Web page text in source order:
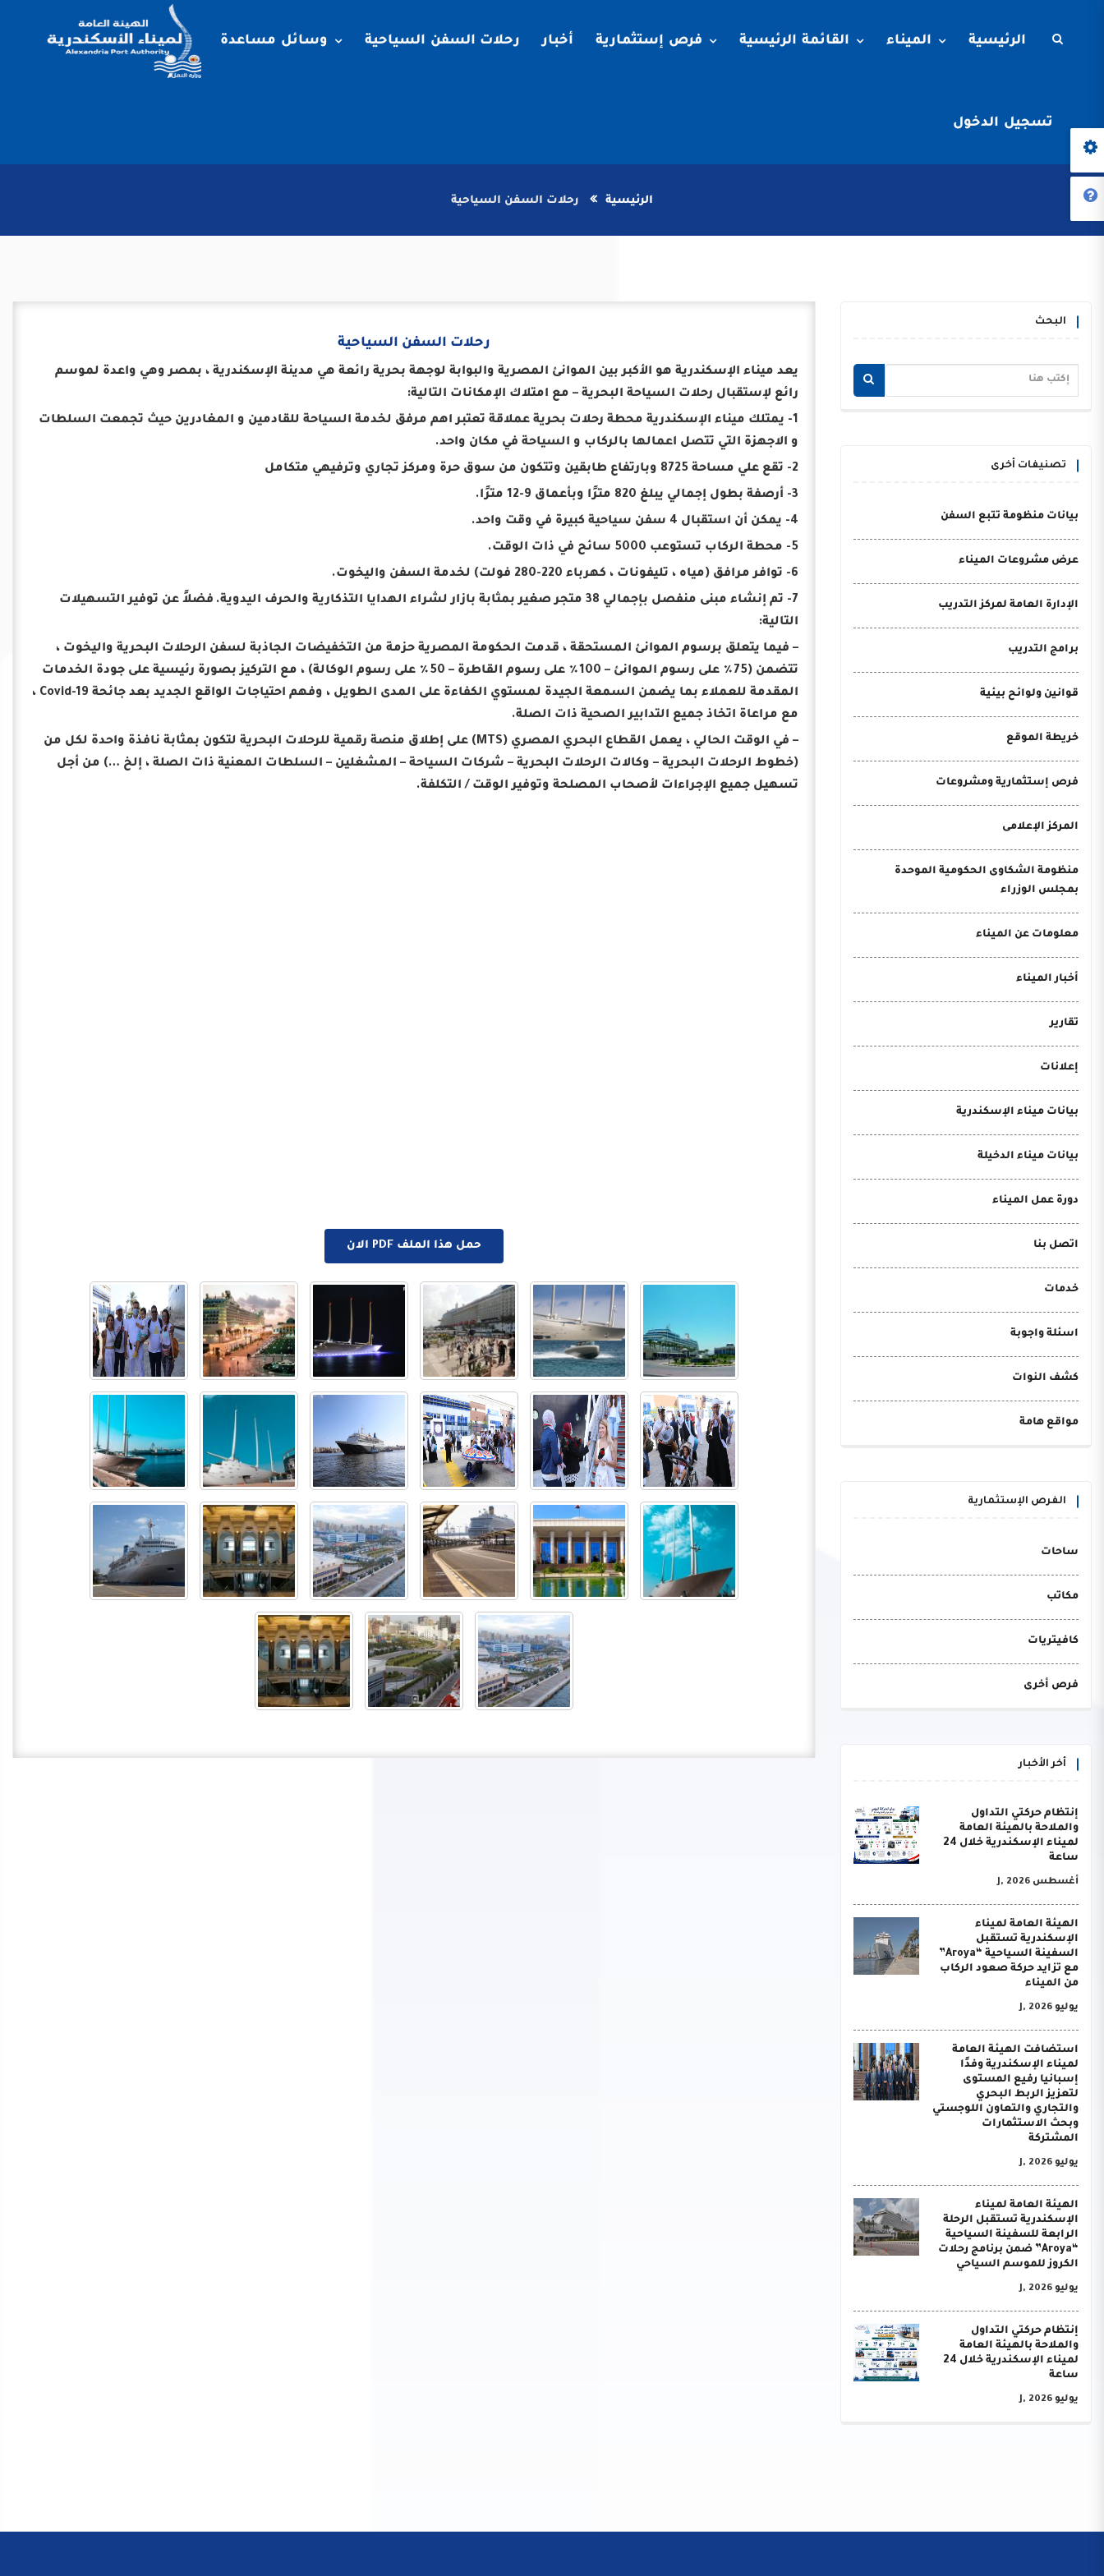
الرئيسية الميناء القائمة الرئيسية فرص إستثمارية أخبار رحلات السفن السياحية وسائل مساعدة
تسجيل الدخول
الرئيسية رحلات السفن السياحية
البحث
تصنيفات أخرى
بيانات منظومة تتبع السفن
عرض مشروعات الميناء
الإدارة العامة لمركز التدريب
برامج التدريب
قوانين ولوائح بيئية
خريطة الموقع
فرص إستثمارية ومشروعات
المركز الإعلامى
منظومة الشكاوى الحكومية الموحدة
بمجلس الوزراء
معلومات عن الميناء
أخبار الميناء
تقارير
إعلانات
بيانات ميناء الإسكندرية
بيانات ميناء الدخيلة
دورة عمل الميناء
اتصل بنا
خدمات
اسئلة واجوبة
كشف النوات
مواقع هامة
الفرص الإستثمارية
ساحات
مكاتب
كافيتريات
فرص أخرى
أخر الأخبار
إنتظام حركتي التداول
والملاحة بالهيئة العامة
لميناء الإسكندرية خلال 24
ساعة
أغسطس J, 2026
الهيئة العامة لميناء
الإسكندرية تستقبل
السفينة السياحية “Aroya”
مع تزايد حركة صعود الركاب
من الميناء
يوليو J, 2026
استضافت الهيئة العامة
لميناء الإسكندرية وفدًا
إسبانيا رفيع المستوى
لتعزيز الربط البحري
والتجاري والتعاون اللوجستي
وبحث الاستثمارات
المشتركة
يوليو J, 2026
الهيئة العامة لميناء
الإسكندرية تستقبل الرحلة
الرابعة للسفينة السياحية
“Aroya” ضمن برنامج رحلات
الكروز للموسم السياحي
يوليو J, 2026
إنتظام حركتي التداول
والملاحة بالهيئة العامة
لميناء الإسكندرية خلال 24
ساعة
يوليو J, 2026
رحلات السفن السياحية
يعد ميناء الإسكندرية هو الأكبر بين الموانئ المصرية والبوابة لوجهة بحرية رائعة هي مدينة الإسكندرية ، بمصر وهي واعدة لموسم
رائع لإستقبال رحلات السياحة البحرية – مع امتلاك الإمكانات التالية:
1- يمتلك ميناء الإسكندرية محطة رحلات بحرية عملاقة تعتبر اهم مرفق لخدمة السياحة للقادمين و المغادرين حيث تجمعت السلطات
و الاجهزة التي تتصل اعمالها بالركاب و السياحة في مكان واحد.
2- تقع علي مساحة 8725 وبارتفاع طابقين وتتكون من سوق حرة ومركز تجاري وترفيهي متكامل
3- أرصفة بطول إجمالي يبلغ 820 مترًا وبأعماق 9-12 مترًا.
4- يمكن أن استقبال 4 سفن سياحية كبيرة في وقت واحد.
5- محطة الركاب تستوعب 5000 سائح في ذات الوقت.
6- توافر مرافق (مياه ، تليفونات ، كهرباء 220-280 فولت) لخدمة السفن واليخوت.
7- تم إنشاء مبنى منفصل بإجمالي 38 متجر صغير بمثابة بازار لشراء الهدايا التذكارية والحرف اليدوية.
فضلاً عن توفير التسهيلات
التالية:
– فيما يتعلق برسوم الموانئ المستحقة ، قدمت الحكومة المصرية حزمة من التخفيضات الجاذبة لسفن الرحلات البحرية واليخوت ،
تتضمن (75٪ على رسوم الموانئ – 100٪ على رسوم القاطرة – 50٪ على رسوم الوكالة) ، مع التركيز بصورة رئيسية على جودة الخدمات
المقدمة للعملاء بما يضمن السمعة الجيدة لمستوي الكفاءة على المدى الطويل ، وفهم احتياجات الواقع الجديد بعد جائحة Covid-19 ،
مع مراعاة اتخاذ جميع التدابير الصحية ذات الصلة.
– في الوقت الحالي ، يعمل القطاع البحري المصري (MTS) على إطلاق منصة رقمية للرحلات البحرية لتكون بمثابة نافذة واحدة لكل من
(خطوط الرحلات البحرية – وكالات الرحلات البحرية – شركات السياحة – المشغلين – السلطات المعنية ذات الصلة ، إلخ …) من أجل
تسهيل جميع الإجراءات لأصحاب المصلحة وتوفير الوقت / التكلفة.
حمل هذا الملف PDF الان